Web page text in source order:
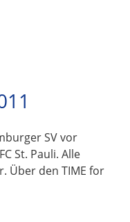
SV vor
St. Pauli. Alle
Über den TIME for